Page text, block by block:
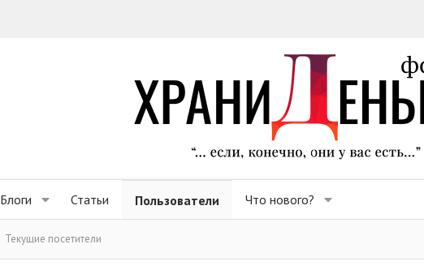
Блоги Статьи Пользователи Что нового?
Текущие посетители